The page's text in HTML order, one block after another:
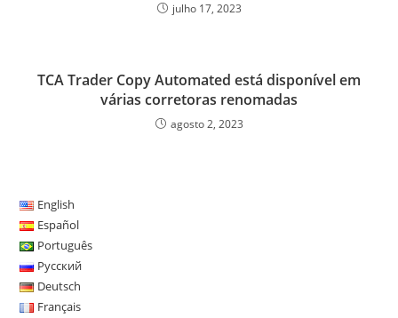
julho 17, 2023
TCA Trader Copy Automated está disponível em
várias corretoras renomadas
agosto 2, 2023
English
Español
Português
Русский
Deutsch
Français